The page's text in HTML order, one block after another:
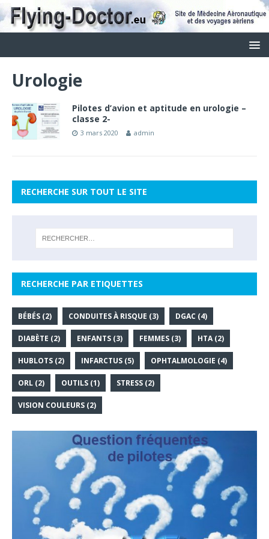
Urologie
Pilotes d’avion et aptitude en urologie –
classe 2-
3 mars 2020 admin
RECHERCHE SUR TOUT LE SITE
RECHERCHE PAR ETIQUETTES
BÉBÉS (2) CONDUITES À RISQUE (3) DGAC (4)
DIABÈTE (2) ENFANTS (3) FEMMES (3) HTA (2)
HUBLOTS (2) INFARCTUS (5) OPHTALMOLOGIE (4)
ORL (2) OUTILS (1) STRESS (2)
VISION COULEURS (2)